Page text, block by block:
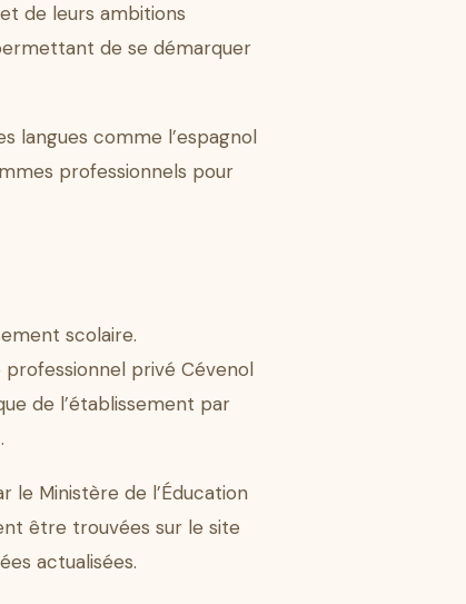
de leurs ambitions
de se démarquer
langues comme l’espagnol
professionnels pour
scolaire.
privé Cévenol
de l’établissement par
.
le Ministère de l’Éducation
être trouvées sur le site
actualisées.